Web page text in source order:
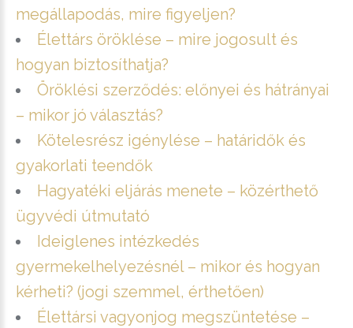
megállapodás, mire figyeljen?
Élettárs öröklése – mire jogosult és
hogyan biztosíthatja?
Öröklési szerződés: előnyei és hátrányai
– mikor jó választás?
Kötelesrész igénylése – határidők és
gyakorlati teendők
Hagyatéki eljárás menete – közérthető
ügyvédi útmutató
Ideiglenes intézkedés
gyermekelhelyezésnél – mikor és hogyan
kérheti? (jogi szemmel, érthetően)
Élettársi vagyonjog megszüntetése –